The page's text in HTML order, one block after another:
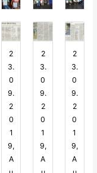
2
3.
0
9.
2
0
1
9,
A
2
3.
0
9.
2
0
1
9,
A
2
3.
0
9.
2
0
1
9,
A